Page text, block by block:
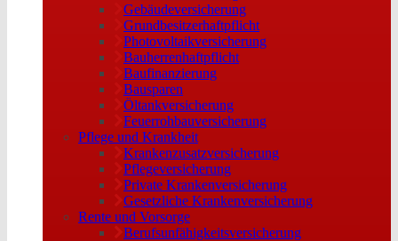
Gebäudeversicherung
Grundbesitzerhaftpflicht
Photovoltaikversicherung
Bauherrenhaftpflicht
Baufinanzierung
Bausparen
Öltankversicherung
Feuerrohbauversicherung
Pflege und Krankheit
Krankenzusatzversicherung
Pflegeversicherung
Private Krankenversicherung
Gesetzliche Krankenversicherung
Rente und Vorsorge
Berufs­unfähigkeitsversicherung